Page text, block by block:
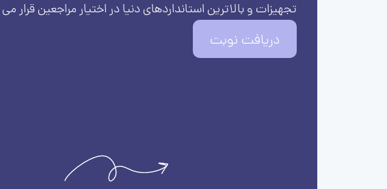
تجهیزات و بالاترین استانداردهای دنیا در اختیار مراجعین قرار
دریافت نوبت